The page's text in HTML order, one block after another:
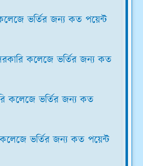
ভর্তির জন্য কত পয়েন্ট
কলেজে ভর্তির জন্য কত
কলেজে ভর্তির জন্য কত
ভর্তির জন্য কত পয়েন্ট